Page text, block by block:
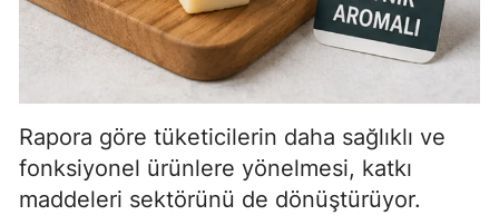
Rapora göre tüketicilerin daha sağlıklı ve
fonksiyonel ürünlere yönelmesi, katkı
maddeleri sektörünü de dönüştürüyor.